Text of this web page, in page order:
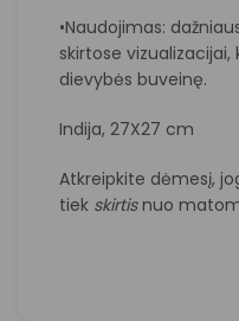
•Naudojimas:
skirtose vizualizacijai,
dievybės buveinę.
Indija, 27X27 cm
Atkreipkite dėmesį,
tiek skirtisnuo